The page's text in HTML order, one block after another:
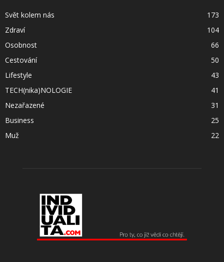
Svět kolem nás
173
Zdraví
104
Osobnost
66
Cestování
50
Lifestyle
43
TECH(nika)NOLOGIE
41
Nezařazené
31
Business
25
Muž
22